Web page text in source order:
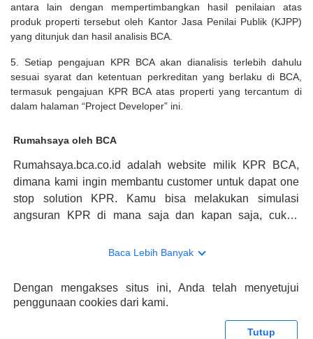
antara lain dengan mempertimbangkan hasil penilaian atas
produk properti tersebut oleh Kantor Jasa Penilai Publik (KJPP)
yang ditunjuk dan hasil analisis BCA.
5. Setiap pengajuan KPR BCA akan dianalisis terlebih dahulu
sesuai syarat dan ketentuan perkreditan yang berlaku di BCA,
termasuk pengajuan KPR BCA atas properti yang tercantum di
dalam halaman “Project Developer” ini.
Rumahsaya oleh BCA
Rumahsaya.bca.co.id adalah website milik KPR BCA,
dimana kami ingin membantu customer untuk dapat one
stop solution KPR. Kamu bisa melakukan simulasi
angsuran KPR di mana saja dan kapan saja, cukup
konsultasi mengenai KPR, maka ada layanan live chat
memberikan keuntungan yang berlipat, persyaratan
pengajuan KPR BCA juga sangat mudah, kamu bisa cek
tentang properti disini BCA hanya sebagai pihak
Baca Lebih Banyak
Dengan mengakses situs ini, Anda telah menyetujui
penggunaan cookies dari kami.
Tutup